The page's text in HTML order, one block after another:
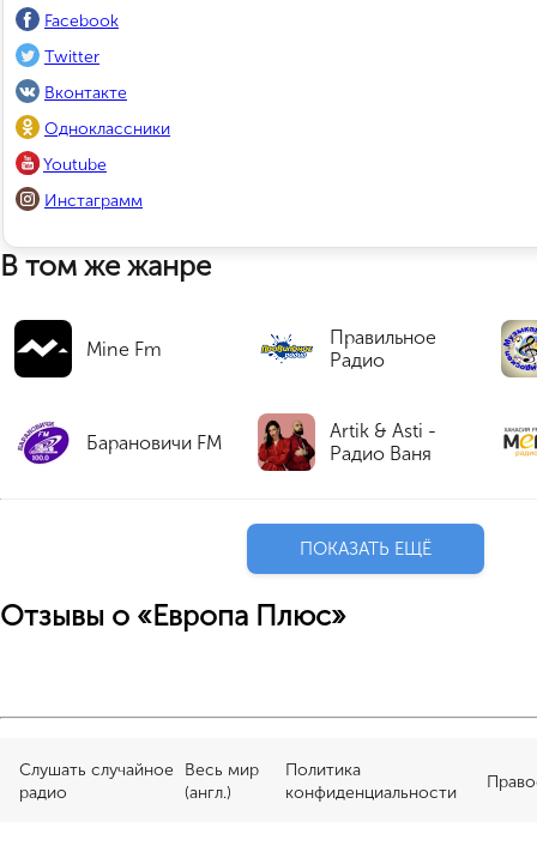
Facebook
Twitter
Вконтакте
Одноклассники
Youtube
Инстаграмм
В том же жанре
Mine Fm
Правильное
Радио
Барановичи FM
Artik & Asti -
Радио Ваня
ПОКАЗАТЬ ЕЩЁ
Отзывы о «Европа Плюс»
Слушать случайное
радио
Весь мир
(англ.)
Политика
конфиденциальности